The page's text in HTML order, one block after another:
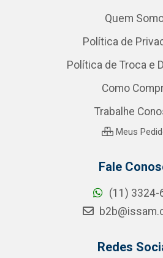
Quem
Política de
Política de Troca e
Como
Trabalhe
Meus
Fale
(11) 3324-
Redes